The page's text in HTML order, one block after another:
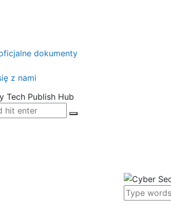
dokumenty
z nami